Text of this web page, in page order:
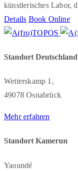
künstlerisches Labor,
Details Book Online
Standort Deutschland
Wetterskamp 1,
49078 Osnabrück
Mehr erfahren
Standort Kamerun
Yaoundé